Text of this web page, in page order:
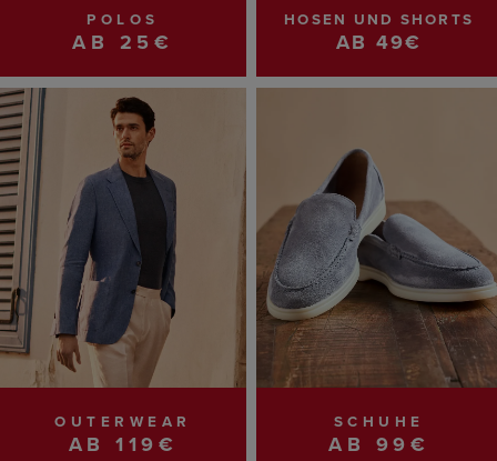
POLOS
AB 25€
HOSEN UND SHORTS
AB 49€
OUTERWEAR
AB 119€
SCHUHE
AB 99€